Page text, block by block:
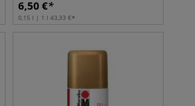
6,50 €
0,15 l | 1 l 43,33 €